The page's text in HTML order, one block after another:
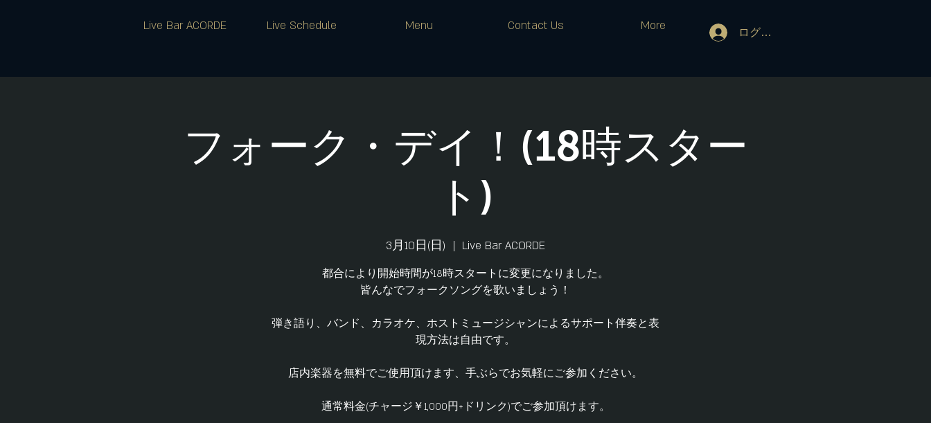
Live Bar ACORDE Live Schedule Menu Contact Us More ログイン
フォーク・デイ！(18時スター
ト)
3月10日(日)
  |
Live Bar ACORDE
都合により開始時間が18時スタートに変更になりました。
皆んなでフォークソングを歌いましょう！
弾き語り、バンド、カラオケ、ホストミュージシャンによるサポート伴奏と表
現方法は自由です。
店内楽器を無料でご使用頂けます、手ぶらでお気軽にご参加ください。
通常料金(チャージ￥1,000円+ドリンク)でご参加頂けます。